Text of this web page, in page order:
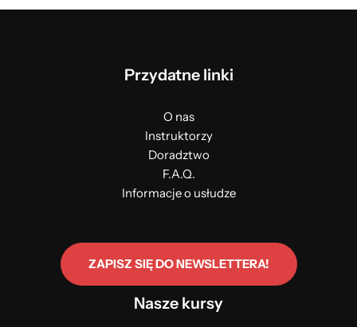
Przydatne linki
O nas
Instruktorzy
Doradztwo
F.A.Q.
Informacje o usłudze
ZAPISZ SIĘ DO NEWSLETTERA!
Nasze kursy